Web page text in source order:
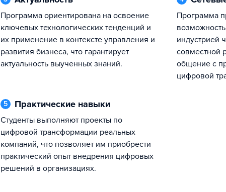
Программа ориентирована на освоение
ключевых технологических тенденций и
их применение в контексте управления и
развития бизнеса, что гарантирует
актуальность выученных знаний.
Программа предоставляет студентам
индустрией
совместной
общение с
цифровой
5 Практические навыки
Студенты выполняют проекты по
цифровой трансформации реальных
компаний, что позволяет им приобрести
практический опыт внедрения цифровых
решений в организациях.